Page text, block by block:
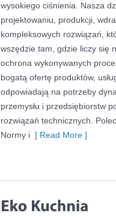
wysokiego ciśnienia. Nasza
projektowaniu, produkcji,
kompleksowych rozwiązań,
wszędzie tam, gdzie liczy się
ochrona wykonywanych
bogatą ofertę produktów,
odpowiadają na potrzeby
przemysłu i przedsiębiorstw
rozwiązań technicznych.
Normy i [ Read More ]